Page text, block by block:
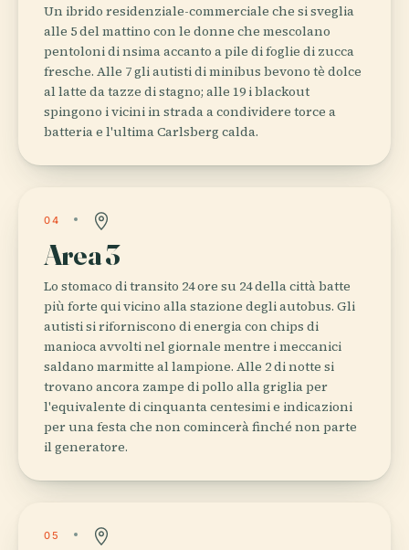
Un ibrido residenziale-commerciale che si sveglia
alle 5 del mattino con le donne che mescolano
pentoloni di nsima accanto a pile di foglie di zucca
fresche. Alle 7 gli autisti di minibus bevono tè dolce
al latte da tazze di stagno; alle 19 i blackout
spingono i vicini in strada a condividere torce a
batteria e l'ultima Carlsberg calda.
04
Area 3
Lo stomaco di transito 24 ore su 24 della città batte
più forte qui vicino alla stazione degli autobus. Gli
autisti si riforniscono di energia con chips di
manioca avvolti nel giornale mentre i meccanici
saldano marmitte al lampione. Alle 2 di notte si
trovano ancora zampe di pollo alla griglia per
l'equivalente di cinquanta centesimi e indicazioni
per una festa che non comincerà finché non parte
il generatore.
05